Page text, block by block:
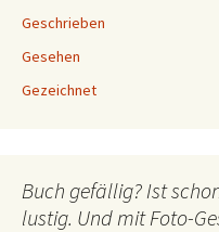
Geschrieben
Gesehen
Gezeichnet
Buch gefällig? Ist
lustig. Und mit Foto-